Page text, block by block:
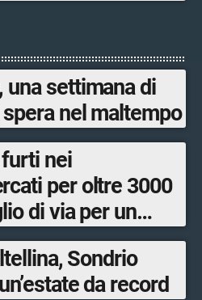
una settimana di
nel maltempo
nei
per oltre 3000
di via per un
Sondrio
da record